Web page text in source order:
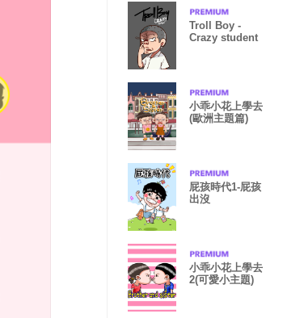
Troll Boy -
Crazy student
小乖小花上學去
(歐洲主題篇)
屁孩時代1-屁孩
出沒
小乖小花上學去
2(可愛小主題)